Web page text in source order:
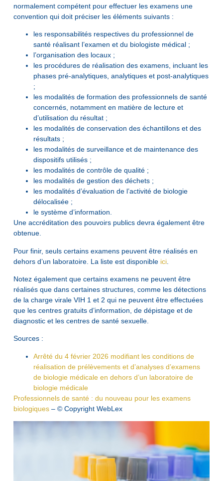
normalement compétent pour effectuer les examens une
convention qui doit préciser les éléments suivants :
les responsabilités respectives du professionnel de
santé réalisant l’examen et du biologiste médical ;
l’organisation des locaux ;
les procédures de réalisation des examens, incluant les
phases pré-analytiques, analytiques et post-analytiques
;
les modalités de formation des professionnels de santé
concernés, notamment en matière de lecture et
d’utilisation du résultat ;
les modalités de conservation des échantillons et des
résultats ;
les modalités de surveillance et de maintenance des
dispositifs utilisés ;
les modalités de contrôle de qualité ;
les modalités de gestion des déchets ;
les modalités d’évaluation de l’activité de biologie
délocalisée ;
le système d’information.
Une accréditation des pouvoirs publics devra également être
obtenue.
Pour finir, seuls certains examens peuvent être réalisés en
dehors d’un laboratoire. La liste est disponible ici.
Notez également que certains examens ne peuvent être
réalisés que dans certaines structures, comme les détections
de la charge virale VIH 1 et 2 qui ne peuvent être effectuées
que les centres gratuits d’information, de dépistage et de
diagnostic et les centres de santé sexuelle.
Sources :
Arrêté du 4 février 2026 modifiant les conditions de
réalisation de prélèvements et d’analyses d’examens
de biologie médicale en dehors d’un laboratoire de
biologie médicale
Professionnels de santé : du nouveau pour les examens
biologiques– © Copyright WebLex